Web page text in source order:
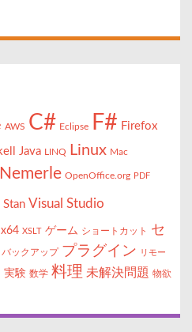
AWS C# Eclipse F# Firefox
Java LINQ Linux Mac
Nemerle OpenOffice.org PDF
Stan Visual Studio
x64 XSLT ゲーム ショートカット
セ
バックアップ プラグイン リモー
実験 数学 料理 未解決問題 物欲